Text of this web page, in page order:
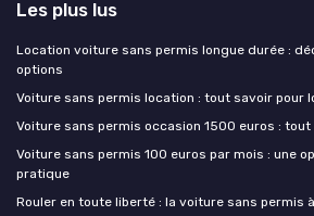
Les plus lus
Location voiture sans permis longue durée :
options
Voiture sans permis location : tout savoir pour
Voiture sans permis occasion 1500 euros :
Voiture sans permis 100 euros par mois : une
pratique
Rouler en toute liberté : la voiture sans permis